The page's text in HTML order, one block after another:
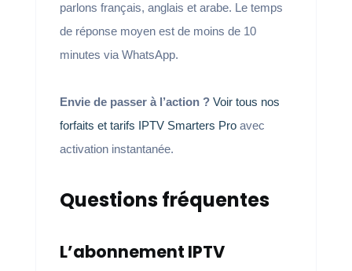
parlons français, anglais et arabe. Le temps
de réponse moyen est de moins de 10
minutes via WhatsApp.
Envie de passer à l’action ? Voir tous nos
forfaits et tarifs IPTV Smarters Proavec
activation instantanée.
Questions fréquentes
L’abonnement IPTV